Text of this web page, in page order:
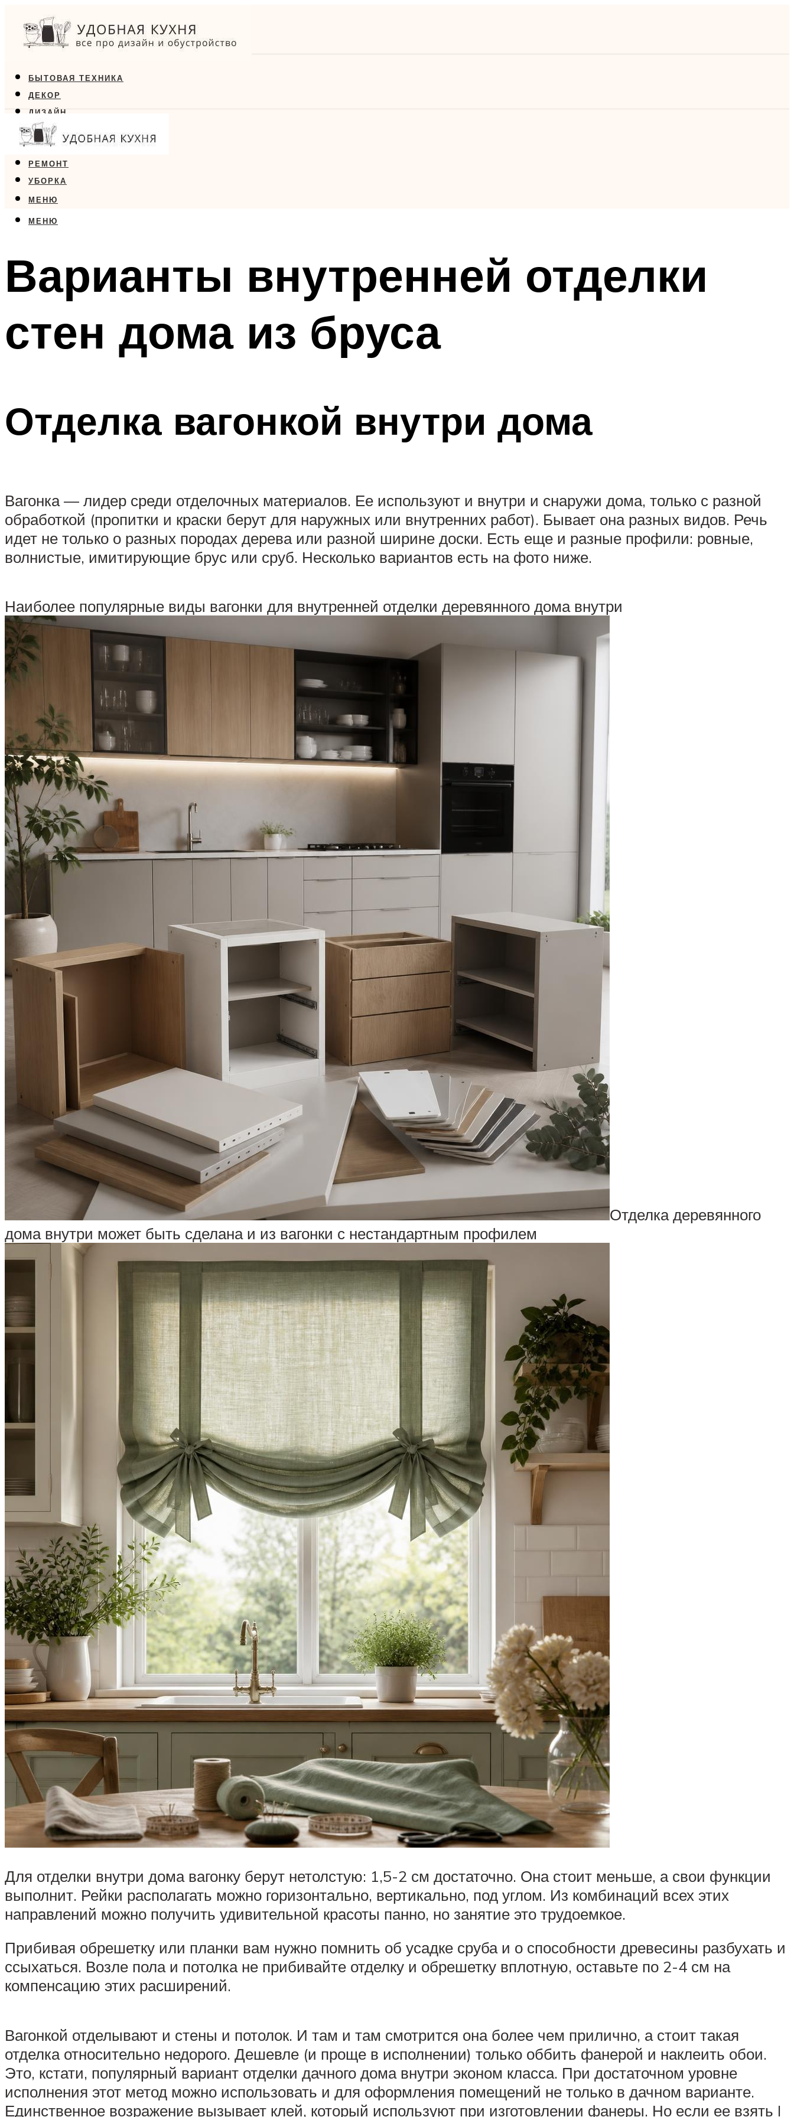
БЫТОВАЯ ТЕХНИКА
ДЕКОР
ДИЗАЙН
ЕДА
МЕБЕЛЬ
РЕМОНТ
УБОРКА
МЕНЮ
МЕНЮ
Варианты внутренней отделки
стен дома из бруса
Отделка вагонкой внутри дома
Вагонка — лидер среди отделочных материалов. Ее используют и внутри и снаружи дома, только с разной
обработкой (пропитки и краски берут для наружных или внутренних работ). Бывает она разных видов. Речь
идет не только о разных породах дерева или разной ширине доски. Есть еще и разные профили: ровные,
волнистые, имитирующие брус или сруб. Несколько вариантов есть на фото ниже.
Наиболее популярные виды вагонки для внутренней отделки деревянного дома внутри
Отделка деревянного
дома внутри может быть сделана и из вагонки с нестандартным профилем
Для отделки внутри дома вагонку берут нетолстую: 1,5-2 см достаточно. Она стоит меньше, а свои функции
выполнит. Рейки располагать можно горизонтально, вертикально, под углом. Из комбинаций всех этих
направлений можно получить удивительной красоты панно, но занятие это трудоемкое.
Прибивая обрешетку или планки вам нужно помнить об усадке сруба и о способности древесины разбухать и
ссыхаться. Возле пола и потолка не прибивайте отделку и обрешетку вплотную, оставьте по 2-4 см на
компенсацию этих расширений.
Вагонкой отделывают и стены и потолок. И там и там смотрится она более чем прилично, а стоит такая
отделка относительно недорого. Дешевле (и проще в исполнении) только оббить фанерой и наклеить обои.
Это, кстати, популярный вариант отделки дачного дома внутри эконом класса. При достаточном уровне
исполнения этот метод можно использовать и для оформления помещений не только в дачном варианте.
Единственное возражение вызывает клей, который используют при изготовлении фанеры. Но если ее взять I